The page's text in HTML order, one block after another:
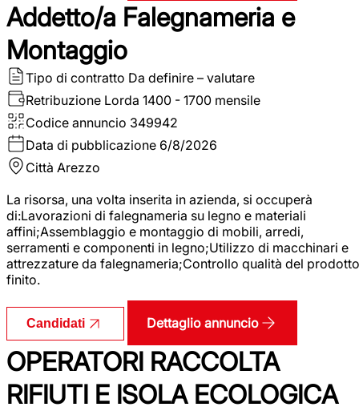
Addetto/a Falegnameria e
Montaggio
Tipo di contratto Da definire – valutare
Retribuzione Lorda 1400 - 1700 mensile
Codice annuncio 349942
Data di pubblicazione 6/8/2026
Città Arezzo
La risorsa, una volta inserita in azienda, si occuperà
di:Lavorazioni di falegnameria su legno e materiali
affini;Assemblaggio e montaggio di mobili, arredi,
serramenti e componenti in legno;Utilizzo di macchinari e
attrezzature da falegnameria;Controllo qualità del prodotto
finito.
Candidati Dettaglio annuncio
OPERATORI RACCOLTA
RIFIUTI E ISOLA ECOLOGICA